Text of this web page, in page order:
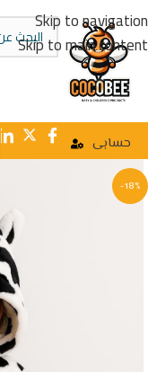
Skip to navigation
Skip to main content
حسابى
-18%